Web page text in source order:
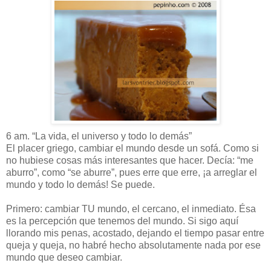
6 am. “La vida, el universo y todo lo demás”
El placer griego, cambiar el mundo desde un sofá. Como si
no hubiese cosas más interesantes que hacer. Decía: “me
aburro”, como “se aburre”, pues erre que erre, ¡a arreglar el
mundo y todo lo demás! Se puede.
Primero: cambiar TU mundo, el cercano, el inmediato. Ésa
es la percepción que tenemos del mundo. Si sigo aquí
llorando mis penas, acostado, dejando el tiempo pasar entre
queja y queja, no habré hecho absolutamente nada por ese
mundo que deseo cambiar.